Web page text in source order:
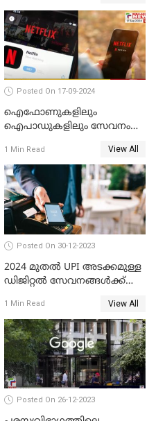
Posted On 17-09-2024
ഐഫോണുകളിലും
ഐപാഡുകളിലും സേവനം
നെറ്റ്ഫ്‌ളിക്‌സ്
1 Min Read View All
Posted On 30-12-2023
2024 മുതൽ UPI അടക്കമുള്ള
ഡിജിറ്റൽ സേവനങ്ങൾക്ക്
കാത്തിരിക്കുന്നത്
1 Min Read View All
Posted On 26-12-2023